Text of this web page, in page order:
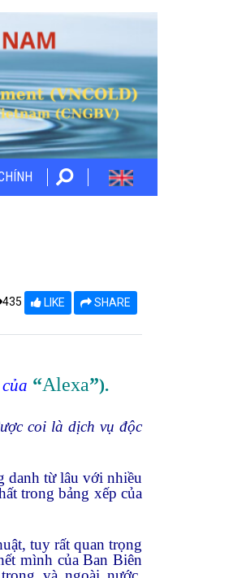
435 LIKE SHARE
“Alexa”).
coi là dịch vụ độc
danh từ lâu với nhiều
trong bảng xếp của
tuy rất quan trọng
mình của Ban Biên